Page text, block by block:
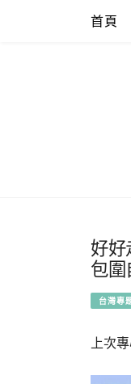
首頁
好好
包圍
台灣專
上次